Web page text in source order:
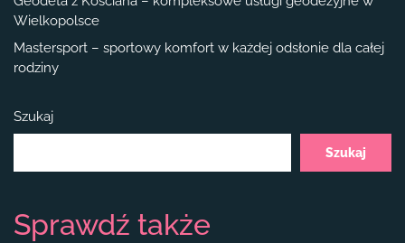
Wielkopolsce
Mastersport – sportowy komfort w każdej odsłonie dla całej
rodziny
Szukaj
Szukaj
Sprawdź także